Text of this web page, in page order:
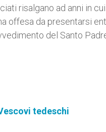
risalgano ad anni in cui
offesa da presentarsi
del Santo
tedeschi